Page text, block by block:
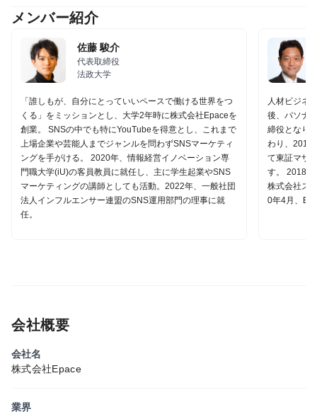
メンバー紹介
佐藤 駿介
代表取締役
法政大学
「誰しもが、自分にとっていいペースで働ける世界をつ
くる」をミッションとし、大学2年時に株式会社Epaceを
創業。 SNSの中でも特にYouTubeを得意とし、これまで
上場企業や芸能人までジャンルを問わずSNSマーケティ
ングを手がける。 2020年、情報経営イノベーション専
門職大学(iU)の客員教員に就任し、主に学生起業やSNS
マーケティングの講師としても活動。2022年、一般社団
法人インフルエンサー連盟のSNS運用部門の理事に就
任。
人材ビジネ
後、パソナ
締役となり
わり、2014
て東証マザ
す。 2018年
株式会社ス
0年4月、
会社概要
会社名
株式会社Epace
業界